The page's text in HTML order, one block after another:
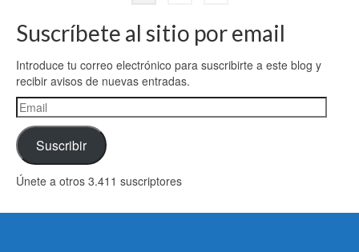
Suscríbete al sitio por email
Introduce tu correo electrónico para suscribirte a este blog y
recibir avisos de nuevas entradas.
Email
Suscribir
Únete a otros 3.411 suscriptores